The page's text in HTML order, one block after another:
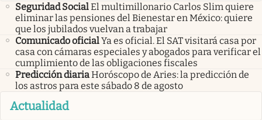
Seguridad SocialEl multimillonario Carlos Slim quiere
eliminar las pensiones del Bienestar en México: quiere
que los jubilados vuelvan a trabajar
Comunicado oficialYa es oficial. El SAT visitará casa por
casa con cámaras especiales y abogados para verificar el
cumplimiento de las obligaciones fiscales
Predicción diariaHoróscopo de Aries: la predicción de
los astros para este sábado 8 de agosto
Actualidad